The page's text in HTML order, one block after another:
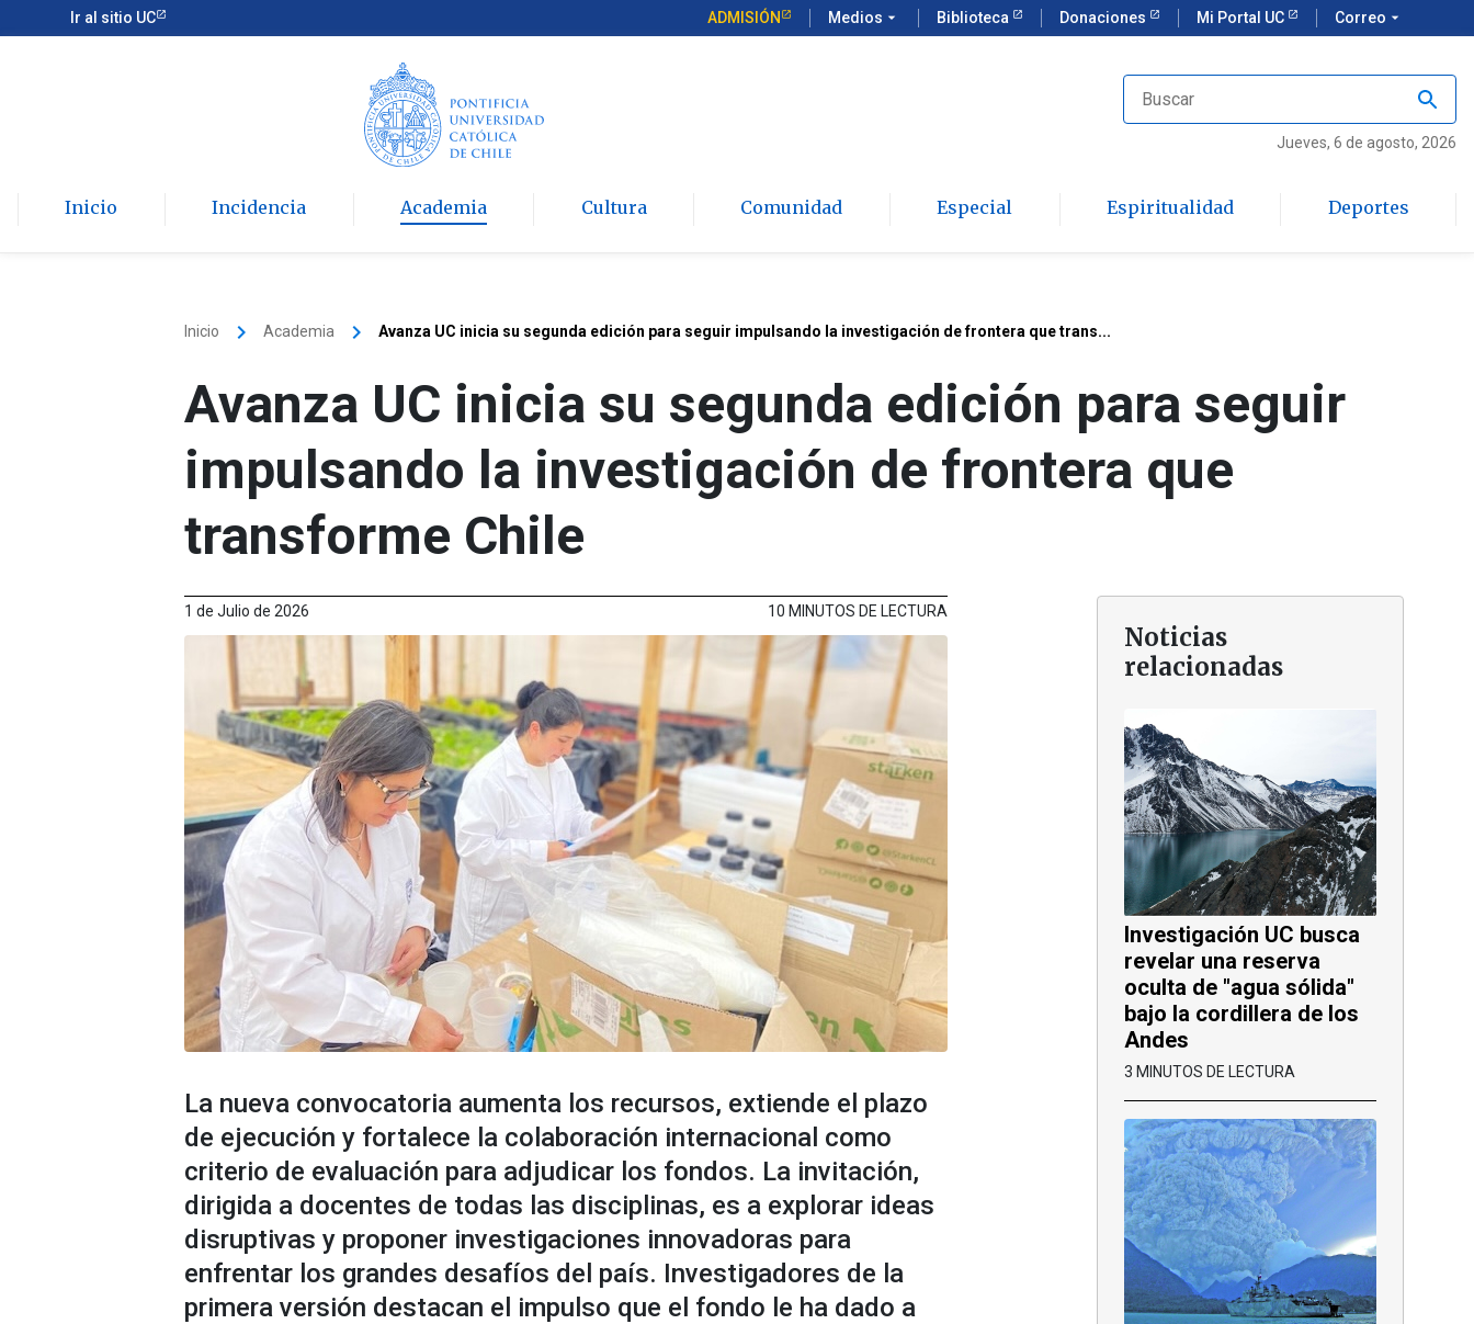
Ir al sitio UC ADMISIÓN Medios arrow_drop_down Biblioteca Donaciones Mi Portal UC Correo arrow_drop_down
Jueves, 6 de agosto, 2026
Inicio Incidencia Academia Cultura Comunidad Especial Espiritualidad Deportes
Inicio keyboard_arrow_right Academia keyboard_arrow_right Avanza UC inicia su segunda edición para seguir impulsando la investigación de frontera que trans...
Avanza UC inicia su segunda edición para seguir
impulsando la investigación de frontera que
transforme Chile
1 de Julio de 2026 10 MINUTOS DE LECTURA
La nueva convocatoria aumenta los recursos, extiende el plazo
de ejecución y fortalece la colaboración internacional como
criterio de evaluación para adjudicar los fondos. La invitación,
dirigida a docentes de todas las disciplinas, es a explorar ideas
disruptivas y proponer investigaciones innovadoras para
enfrentar los grandes desafíos del país. Investigadores de la
primera versión destacan el impulso que el fondo le ha dado a
Noticias
relacionadas
Investigación UC busca
revelar una reserva
oculta de "agua sólida"
bajo la cordillera de los
Andes
3 MINUTOS DE LECTURA